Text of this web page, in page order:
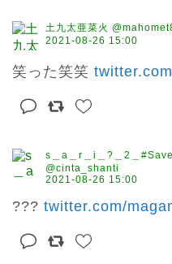
土九太亜菜火
2021-08-26 15:00
笑った笑笑
s＿a＿r＿i＿?＿2＿
@cinta_shanti
2021-08-26 15:00
??? twitter.com/